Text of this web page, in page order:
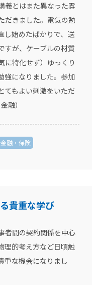
義とはまた異なった雰
だきました。電気の勉
し始めたばかりで、送
すが、ケーブルの材質
に特化せず）ゆっくり
強になりました。参加
てもよい刺激をいただ
融）
金融・保険
貴重な学び
者間の契約関係を中心
理的考え方など日頃触
重な機会になりまし